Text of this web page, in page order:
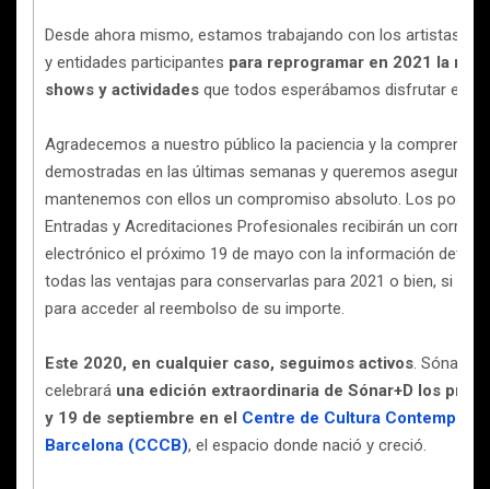
Desde ahora mismo, estamos trabajando con los artistas,
y entidades participantes para reprogramar en 2021 la
shows y actividades que todos esperábamos disfrutar este
Agradecemos a nuestro público la paciencia y la
demostradas en las últimas semanas y queremos
mantenemos con ellos un compromiso absoluto. Los
Entradas y Acreditaciones Profesionales recibirán un correo
electrónico el próximo 19 de mayo con la información
todas las ventajas para conservarlas para 2021 o bien, si lo
para acceder al reembolso de su importe.
Este 2020, en cualquier caso, seguimos activos. Sónar
celebrará una edición extraordinaria de Sónar+D los
y 19 de septiembre en el Centre de Cultura
Barcelona (CCCB), el espacio donde nació y creció.